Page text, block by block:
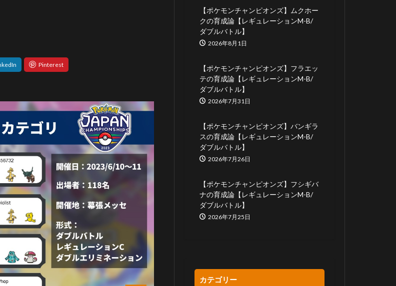
【ポケモンチャンピオンズ】ムクホー
クの育成論【レギュレーションM-B/
ダブルバトル】
2026年8月1日
【ポケモンチャンピオンズ】フラエッ
テの育成論【レギュレーションM-B/
ダブルバトル】
2026年7月31日
【ポケモンチャンピオンズ】バンギラ
スの育成論【レギュレーションM-B/
ダブルバトル】
2026年7月26日
【ポケモンチャンピオンズ】フシギバ
ナの育成論【レギュレーションM-B/
ダブルバトル】
2026年7月25日
カテゴリー